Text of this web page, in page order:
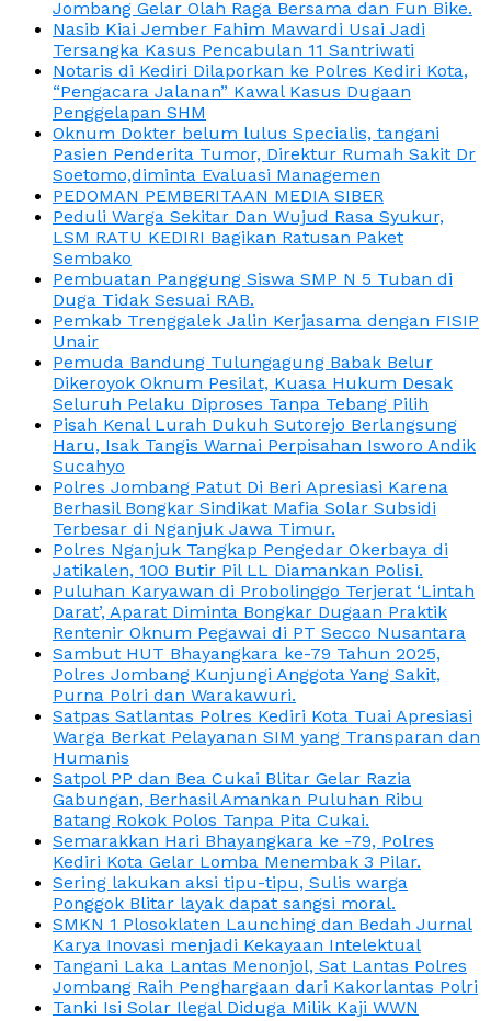
Jombang Gelar Olah Raga Bersama dan Fun Bike.
Nasib Kiai Jember Fahim Mawardi Usai Jadi
Tersangka Kasus Pencabulan 11 Santriwati
Notaris di Kediri Dilaporkan ke Polres Kediri Kota,
“Pengacara Jalanan” Kawal Kasus Dugaan
Penggelapan SHM
Oknum Dokter belum lulus Specialis, tangani
Pasien Penderita Tumor, Direktur Rumah Sakit Dr
Soetomo,diminta Evaluasi Managemen
PEDOMAN PEMBERITAAN MEDIA SIBER
Peduli Warga Sekitar Dan Wujud Rasa Syukur,
LSM RATU KEDIRI Bagikan Ratusan Paket
Sembako
Pembuatan Panggung Siswa SMP N 5 Tuban di
Duga Tidak Sesuai RAB.
Pemkab Trenggalek Jalin Kerjasama dengan FISIP
Unair
Pemuda Bandung Tulungagung Babak Belur
Dikeroyok Oknum Pesilat, Kuasa Hukum Desak
Seluruh Pelaku Diproses Tanpa Tebang Pilih
Pisah Kenal Lurah Dukuh Sutorejo Berlangsung
Haru, Isak Tangis Warnai Perpisahan Isworo Andik
Sucahyo
Polres Jombang Patut Di Beri Apresiasi Karena
Berhasil Bongkar Sindikat Mafia Solar Subsidi
Terbesar di Nganjuk Jawa Timur.
Polres Nganjuk Tangkap Pengedar Okerbaya di
Jatikalen, 100 Butir Pil LL Diamankan Polisi.
Puluhan Karyawan di Probolinggo Terjerat ‘Lintah
Darat’, Aparat Diminta Bongkar Dugaan Praktik
Rentenir Oknum Pegawai di PT Secco Nusantara
Sambut HUT Bhayangkara ke-79 Tahun 2025,
Polres Jombang Kunjungi Anggota Yang Sakit,
Purna Polri dan Warakawuri.
Satpas Satlantas Polres Kediri Kota Tuai Apresiasi
Warga Berkat Pelayanan SIM yang Transparan dan
Humanis
Satpol PP dan Bea Cukai Blitar Gelar Razia
Gabungan, Berhasil Amankan Puluhan Ribu
Batang Rokok Polos Tanpa Pita Cukai.
Semarakkan Hari Bhayangkara ke -79, Polres
Kediri Kota Gelar Lomba Menembak 3 Pilar.
Sering lakukan aksi tipu-tipu, Sulis warga
Ponggok Blitar layak dapat sangsi moral.
SMKN 1 Plosoklaten Launching dan Bedah Jurnal
Karya Inovasi menjadi Kekayaan Intelektual
Tangani Laka Lantas Menonjol, Sat Lantas Polres
Jombang Raih Penghargaan dari Kakorlantas Polri
Tanki Isi Solar Ilegal Diduga Milik Kaji WWN